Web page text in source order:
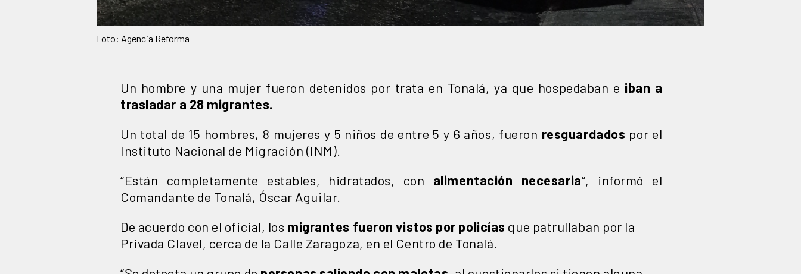
Foto: Agencia Reforma
Un hombre y una mujer fueron detenidos por trata en Tonalá, ya que hospedaban e iban a
trasladar a 28 migrantes.
Un total de 15 hombres, 8 mujeres y 5 niños de entre 5 y 6 años, fueron resguardados por el
Instituto Nacional de Migración (INM).
“Están completamente estables, hidratados, con alimentación necesaria“, informó el
Comandante de Tonalá, Óscar Aguilar.
De acuerdo con el oficial, los migrantes fueron vistos por policías que patrullaban por la
Privada Clavel, cerca de la Calle Zaragoza, en el Centro de Tonalá.